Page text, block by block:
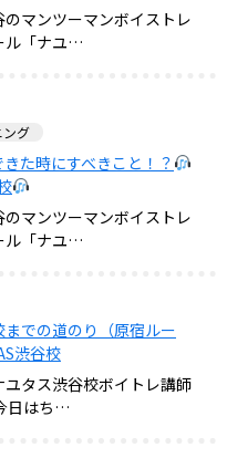
のマンツーマンボイストレ
ル「ナユ…
ング
た時にすべきこと！？
のマンツーマンボイストレ
ル「ナユ…
での道のり（原宿ルー
渋谷校
ユタス渋谷校ボイトレ講師
日はち…